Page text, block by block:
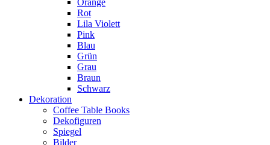
Rot
Lila Violett
Pink
Blau
Grün
Grau
Braun
Schwarz
Dekoration
Coffee Table Books
Dekofiguren
Spiegel
Bilder